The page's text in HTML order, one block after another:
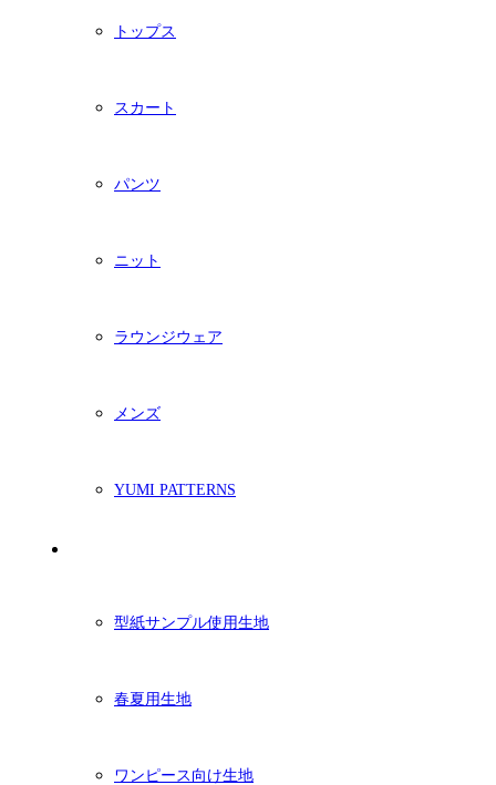
トップス
スカート
パンツ
ニット
ラウンジウェア
メンズ
YUMI PATTERNS
型紙サンプル使用生地
春夏用生地
ワンピース向け生地